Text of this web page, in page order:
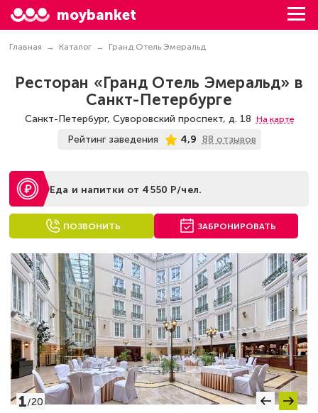
moybanket
Главная Каталог Гранд Отель Эмеральд
Ресторан «Гранд Отель Эмеральд» в
Санкт-Петербурге
Санкт-Петербург, Суворовский проспект, д. 18 На карте
Рейтинг заведения 4,9 88 отзывов
Еда и напитки от 4550 Р/чел.
ПОЗВОНИТЬ ЗАБРОНИРОВАТЬ
1/20